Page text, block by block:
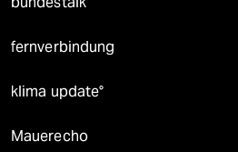
fernverbindung
klima update°
Mauerecho